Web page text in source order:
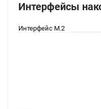
Интерфейсы
Интерфейс M.2